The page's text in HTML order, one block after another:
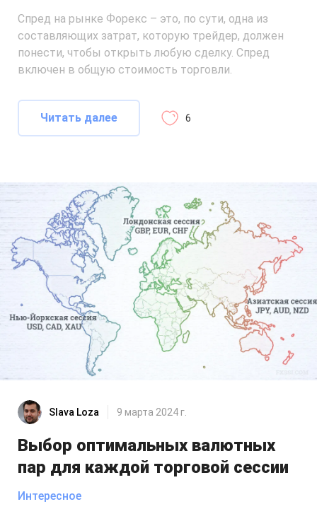
Спред на рынке Форекс – это, по сути, одна из
составляющих затрат, которую трейдер, должен
понести, чтобы открыть любую сделку. Спред
включен в общую стоимость торговли.
Читать далее 6
Slava Loza 9 марта 2024 г.
Выбор оптимальных валютных
пар для каждой торговой сессии
Интересное